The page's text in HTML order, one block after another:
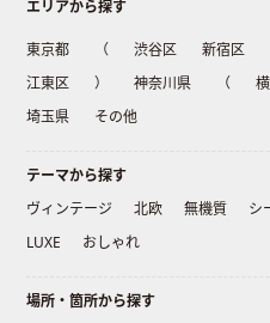
エリアから探す
東京都 （ 渋谷区 新宿区
江東区
） 神奈川県 （
埼玉県
その他
テーマから探す
ヴィンテージ
北欧 無機質 シ
LUXE
おしゃれ
場所・箇所から探す